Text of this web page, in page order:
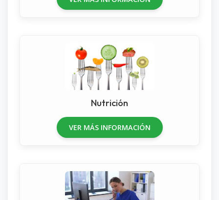
Nutrición
VER MÁS INFORMACIÓN